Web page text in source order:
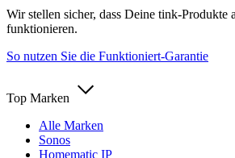
Wir stellen sicher, dass Deine tink-Produkte
funktionieren.
So nutzen Sie die Funktioniert-Garantie
Top Marken
Alle Marken
Sonos
Homematic IP